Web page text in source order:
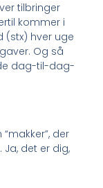
tilbringer
kommer i
(stx) hver uge
Og så
dag-til-dag-
der
det er dig,